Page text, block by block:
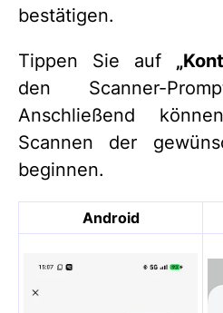
bestätigen.
Tippen Sie auf
den Scanner-
Anschließend
Scannen der
beginnen.
Android